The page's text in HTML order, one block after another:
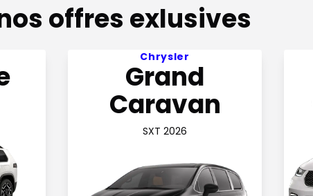
offres exlusives
+ tx Voir l'offre 145$ par semaine en financement
Chrysler
Grand
Caravan
SXT 2026